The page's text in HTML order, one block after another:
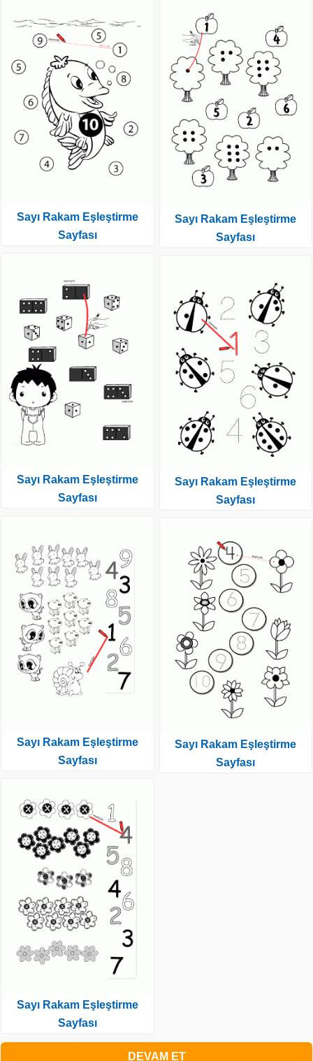
Sayı Rakam Eşleştirme
Sayfası
Sayı Rakam Eşleştirme
Sayfası
Sayı Rakam Eşleştirme
Sayfası
Sayı Rakam Eşleştirme
Sayfası
Sayı Rakam Eşleştirme
Sayfası
Sayı Rakam Eşleştirme
Sayfası
Sayı Rakam Eşleştirme
Sayfası
DEVAM ET